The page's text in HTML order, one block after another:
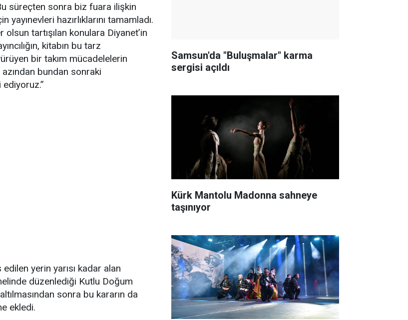
süreçten sonra biz fuara ilişkin
hazırlıklarını tamamladı.
tartışılan konulara Diyanet’in
kitabın bu tarz
bir takım mücadelelerin
azından bundan sonraki
yerin yarısı kadar alan
düzenlediği Kutlu Doğum
sonra bu kararın da
ekledi.
Samsun'da "Buluşmalar" karma
sergisi açıldı
Kürk Mantolu Madonna sahneye
taşınıyor